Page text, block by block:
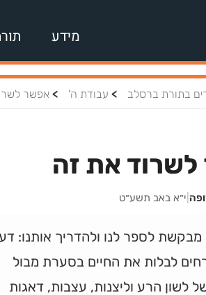
מידע
בתורת ברסלב > עבודת ה' > אפשר
את זה
י״א באב תשע״ט
לספר לנו ולהדריך אותנו:
לבלות את החיים בסערת מבול
לשון הרע וליצנות, עצבות, דאגות